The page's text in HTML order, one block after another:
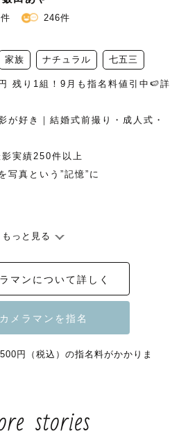
246件
家族 ナチュラル 七五三
残り1組！9月も指名料値引中🍉詳
が好き｜結婚式前撮り・成人式・
実績250件以上
写真という”記憶”に
詳細につきましては、ページ最下
たします🍉
は、
もっと見る
マンについて詳しく
円（税込）の指名料がかかりま